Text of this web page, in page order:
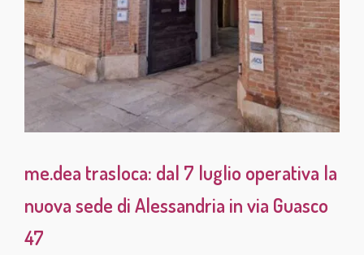
me.dea trasloca: dal 7 luglio operativa la
nuova sede di Alessandria in via Guasco
47